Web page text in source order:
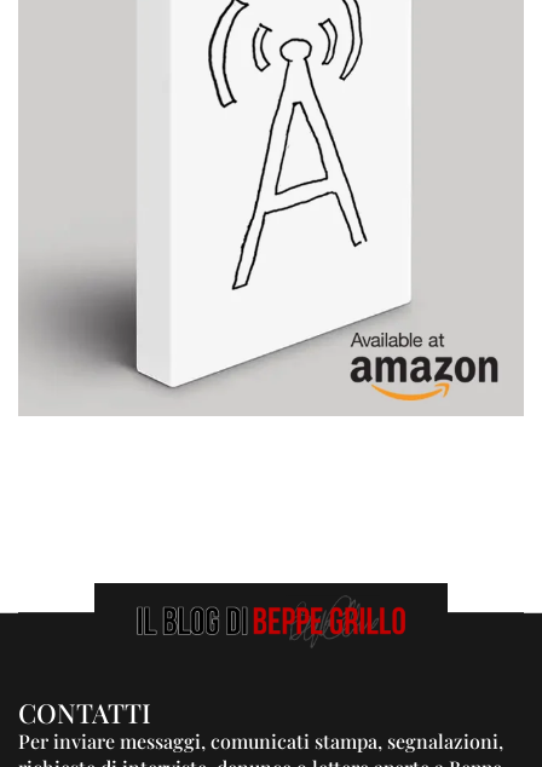
CONTATTI
Per inviare messaggi, comunicati stampa, segnalazioni,